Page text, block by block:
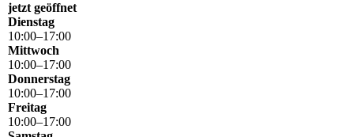
jetzt geöffnet
Dienstag
10:00–17:00
Mittwoch
10:00–17:00
Donnerstag
10:00–17:00
Freitag
10:00–17:00